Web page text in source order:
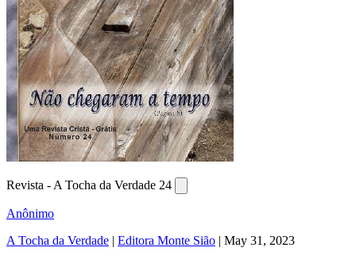
Revista - A Tocha da Verdade 24
Anônimo
A Tocha da Verdade | Editora Monte Sião | May 31, 2023